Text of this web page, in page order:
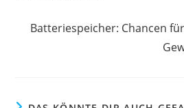
Batteriespeicher: Chancen